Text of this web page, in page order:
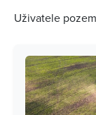
Uživatele